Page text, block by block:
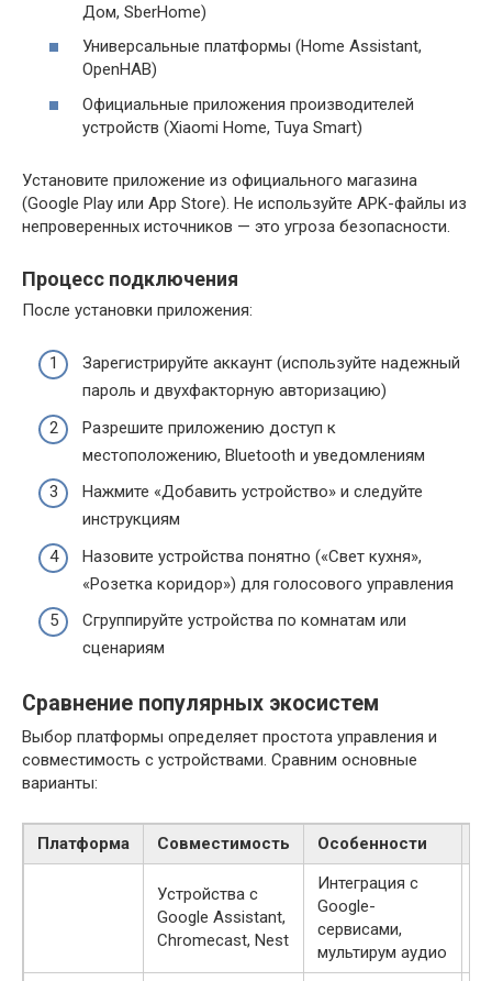
Дом, SberHome)
Универсальные платформы (Home Assistant,
OpenHAB)
Официальные приложения производителей
устройств (Xiaomi Home, Tuya Smart)
Установите приложение из официального магазина
(Google Play или App Store). Не используйте APK-файлы из
непроверенных источников — это угроза безопасности.
Процесс подключения
После установки приложения:
Зарегистрируйте аккаунт (используйте надежный
пароль и двухфакторную авторизацию)
Разрешите приложению доступ к
местоположению, Bluetooth и уведомлениям
Нажмите «Добавить устройство» и следуйте
инструкциям
Назовите устройства понятно («Свет кухня»,
«Розетка коридор») для голосового управления
Сгруппируйте устройства по комнатам или
сценариям
Сравнение популярных экосистем
Выбор платформы определяет простота управления и
совместимость с устройствами. Сравним основные
варианты:
Платформа Совместимость Особенности
Устройства с
Google Assistant,
Chromecast, Nest
Интеграция с
Google-
сервисами,
мультирум аудио